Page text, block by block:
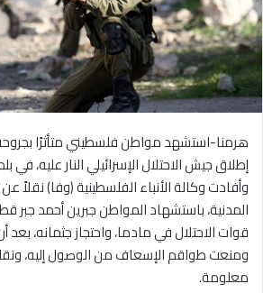
هرمنا-استشهد مواطن فلسطيني متأثرًا
إطلاق جيش الاحتلال الإسرائيلي النار عليه،
وأفادت وكالة الأنباء الفلسطينية (وفا) نقلاً
قوات الاحتلال في مادما، واحتجاز جثمانه، بعد
ومنعت طواقم الإسعاف من الوصول إليه،
معلومة.